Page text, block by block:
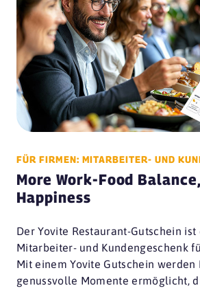
FÜR FIRMEN: MITARBEITER- UND
More Work-Food
Happiness
Der Yovite Restaurant-Gutschein ist
Mitarbeiter- und Kundengeschenk
Mit einem Yovite Gutschein
genussvolle Momente ermöglicht,